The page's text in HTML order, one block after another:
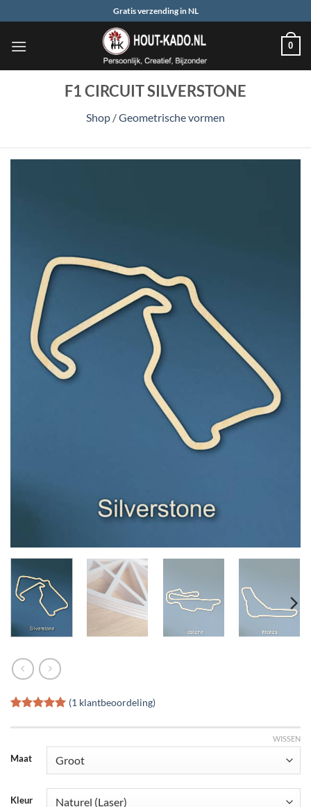
naar
inhoud
Gratis verzending in NL
0
F1 CIRCUIT SILVERSTONE
Shop /Geometrische vormen
5op 5
op
waardering
(1 klantbeoordeling)
Maat
Kleur
WISSEN